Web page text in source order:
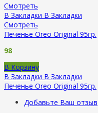
Смотреть
В Закладки В Закладки
Смотреть
Печенье Oreo Original 95гр.
98
В Корзину
В Закладки В Закладки
Печенье Oreo Original 95гр.
Добавьте Ваш отзыв